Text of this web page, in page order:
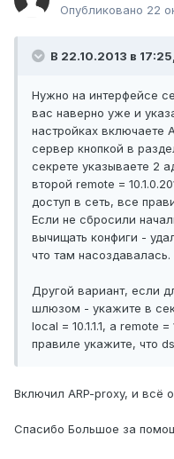
Опубликовано 22
В 22.10.2013 в
Нужно на интерфейсе
вас наверно уже и
настройках включаете
сервер кнопкой в
секрете указываете 2
второй remote =
доступ в сеть, все
Если не сбросили
вычищать конфиги -
что там насоздавалась.
Другой вариант, если
шлюзом - укажите в
local = 10.1.1.1, а remote
правиле укажите, что
Включил ARP-proxy, и всё
Спасибо Большое за